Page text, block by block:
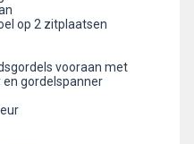
op 2 zitplaatsen
vooraan met
gordelspanner